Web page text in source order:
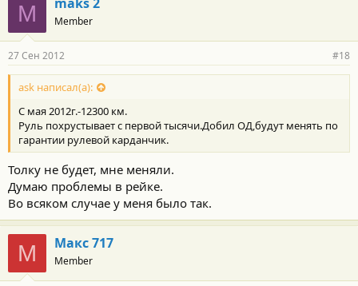
M Member
27 Сен 2012 #18
ask написал(а):
С мая 2012г.-12300 км.
Руль похрустывает с первой тысячи.Добил ОД,будут менять по
гарантии рулевой карданчик.
Толку не будет, мне меняли.
Думаю проблемы в рейке.
Во всяком случае у меня было так.
М Макс 717
Member